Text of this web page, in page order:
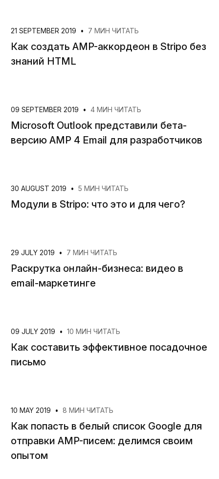
21 SEPTEMBER 2019 • 7 МИН ЧИТАТЬ
Как создать AMP-аккордеон в Stripo без
знаний HTML
09 SEPTEMBER 2019 • 4 МИН ЧИТАТЬ
Microsoft Outlook представили бета-
версию AMP 4 Email для разработчиков
30 AUGUST 2019 • 5 МИН ЧИТАТЬ
Модули в Stripo: что это и для чего?
29 JULY 2019 • 7 МИН ЧИТАТЬ
Раскрутка онлайн-бизнеса: видео в
email-маркетинге
09 JULY 2019 • 10 МИН ЧИТАТЬ
Как составить эффективное посадочное
письмо
10 MAY 2019 • 8 МИН ЧИТАТЬ
Как попасть в белый список Google для
отправки AMP-писем: делимся своим
опытом